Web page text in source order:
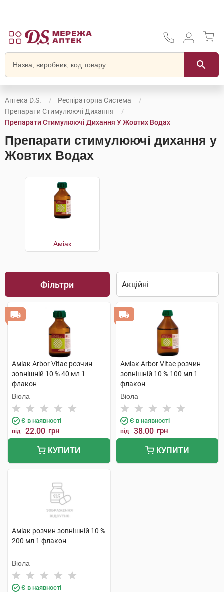
Аптека D.S.
Респіраторна Система
Препарати Стимулюючі Дихання
Препарати Стимулюючі Дихання У Жовтих Водах
Препарати стимулюючі дихання у
Жовтих Водах
Аміак
Фільтри
Аміак Arbor Vitae розчин
зовнішній 10 % 40 мл 1
флакон
Віола
Є в наявності
від 22.00 грн
КУПИТИ
Аміак Arbor Vitae розчин
зовнішній 10 % 100 мл 1
флакон
Віола
Є в наявності
від 38.00 грн
КУПИТИ
Аміак розчин зовнішній 10 %
200 мл 1 флакон
Віола
Є в наявності